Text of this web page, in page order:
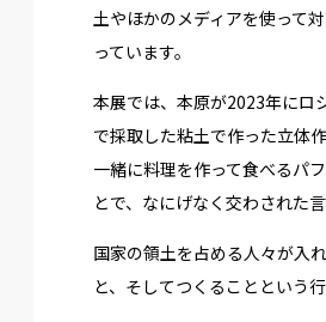
土やほかのメディアを使って
っています。
本展では、本原が2023年にロ
で採取した粘土で作った立体
一緒に料理を作って食べるパ
とで、なにげなく交わされた
国家の領土を占める人々が入
と、そしてつくることという